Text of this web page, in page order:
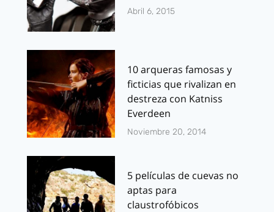
Abril 6, 2015
10 arqueras famosas y
ficticias que rivalizan en
destreza con Katniss
Everdeen
Noviembre 20, 2014
5 películas de cuevas no
aptas para
claustrofóbicos